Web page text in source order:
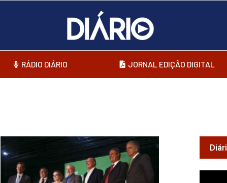
RÁDIO DIÁRIO JORNAL EDIÇÃO DIGITAL